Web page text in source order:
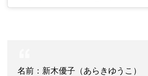
名前：新木優子（あらきゆうこ）